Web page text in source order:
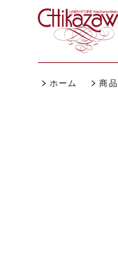
ホーム 商品